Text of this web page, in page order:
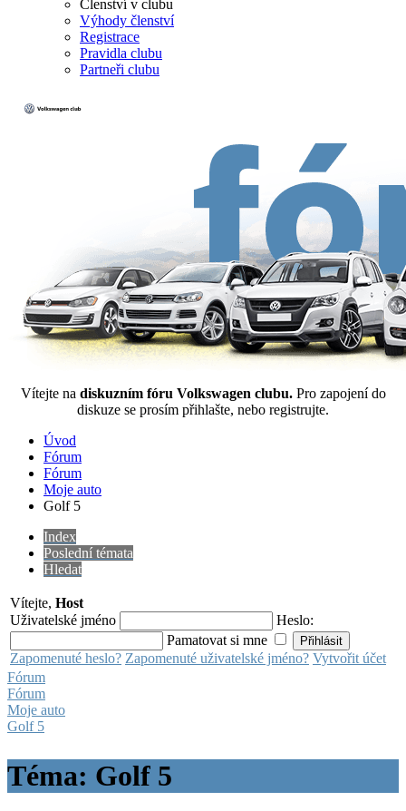
Členství v clubu
Výhody členství
Registrace
Pravidla clubu
Partneři clubu
Vítejte na diskuzním fóru Volkswagen clubu. Pro zapojení do
diskuze se prosím přihlašte, nebo registrujte.
Úvod
Fórum
Fórum
Moje auto
Golf 5
Index
Poslední témata
Hledat
Vítejte, Host
Uživatelské jméno
Heslo:
Pamatovat si mne
Zapomenuté heslo? Zapomenuté uživatelské jméno? Vytvořit účet
Fórum
Fórum
Moje auto
Golf 5
Téma: Golf 5